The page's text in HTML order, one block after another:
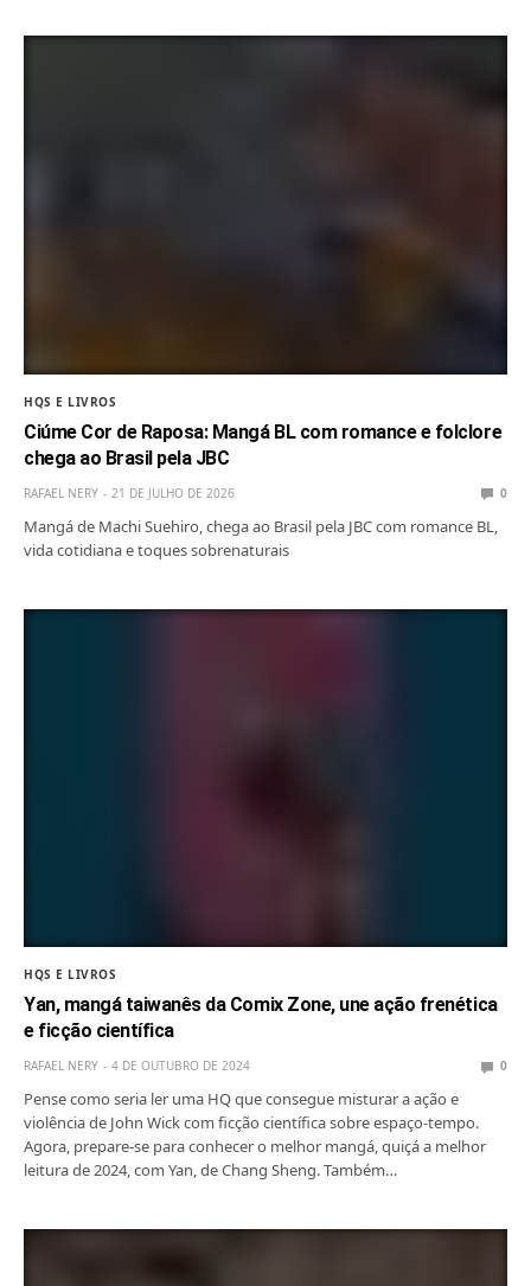
HQS E LIVROS
Ciúme Cor de Raposa: Mangá BL com romance e folclore
chega ao Brasil pela JBC
RAFAEL NERY 21 DE JULHO DE 2026 0
Mangá de Machi Suehiro, chega ao Brasil pela JBC com romance BL,
vida cotidiana e toques sobrenaturais
HQS E LIVROS
Yan, mangá taiwanês da Comix Zone, une ação frenética
e ficção científica
RAFAEL NERY 4 DE OUTUBRO DE 2024 0
Pense como seria ler uma HQ que consegue misturar a ação e
violência de John Wick com ficção científica sobre espaço-tempo.
Agora, prepare-se para conhecer o melhor mangá, quiçá a melhor
leitura de 2024, com Yan, de Chang Sheng. Também…